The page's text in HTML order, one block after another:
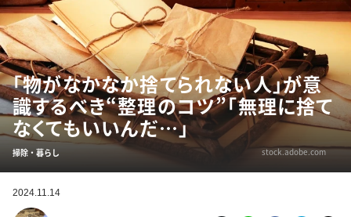
「物がなかなか捨てられない人」が意
識するべき“整理のコツ”「無理に捨て
なくてもいいんだ…」
掃除・暮らし stock.adobe.com
2024.11.14